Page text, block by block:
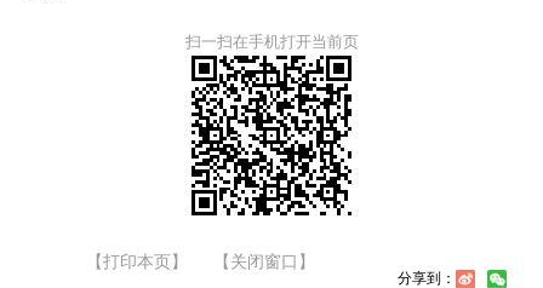
扫一扫在手机打开当前页
【打印本页】 【关闭窗口】
分享到：